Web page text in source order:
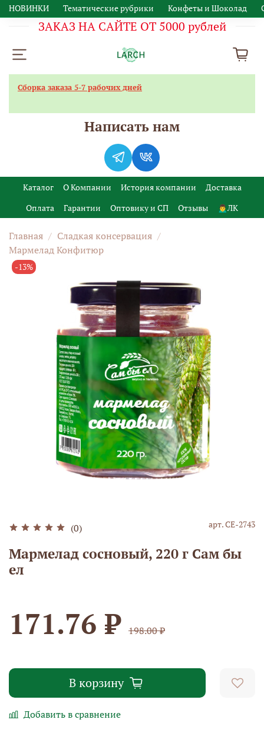
НОВИНКИ Тематические рубрики Конфеты и Шоколад
ЗАКАЗ НА САЙТЕ ОТ 5000 рублей
Каталог О Компании История компании
Доставка
Оплата
Гарантии Оптовику и СП Отзывы 🙍‍♂️ЛК
Главная
Сладкая консервация
Мармелад Конфитюр
-13%
(0) арт.СЕ-2743
Мармелад сосновый, 220 г Сам бы
ел
171.76 ₽ 198.00 ₽
В корзину
Добавить в сравнение
Сборка заказа 5-7 рабочих дней
Написать нам